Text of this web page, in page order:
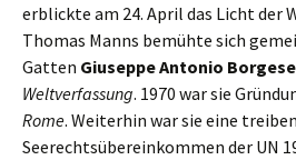
erblickte am 24. April das Licht der
Thomas Manns bemühte sich
Gatten Giuseppe Antonio Borgese
Weltverfassung. 1970 war sie
Rome. Weiterhin war sie eine
Seerechtsübereinkommen der UN